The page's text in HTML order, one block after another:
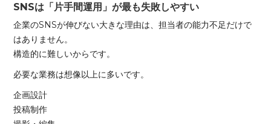
SNSは「片手間運用」が最も失敗しやすい
企業のSNSが伸びない大きな理由は、担当者の能力不足だけで
はありません。
構造的に難しいからです。
必要な業務は想像以上に多いです。
企画設計
投稿制作